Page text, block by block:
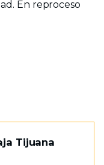
En reproceso
Tijuana